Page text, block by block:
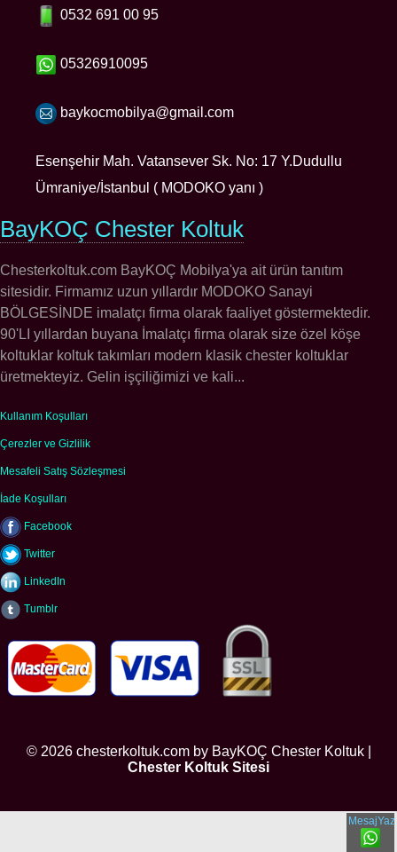
0532 691 00 95
05326910095
baykocmobilya@gmail.com
Esenşehir Mah. Vatansever Sk. No: 17 Y.Dudullu
Ümraniye/İstanbul ( MODOKO yanı )
BayKOÇ Chester Koltuk
Chesterkoltuk.com BayKOÇ Mobilya'ya ait ürün tanıtım
sitesidir. Firmamız uzun yıllardır MODOKO Sanayi
BÖLGESİNDE imalatçı firma olarak faaliyet göstermektedir.
90'LI yıllardan buyana İmalatçı firma olarak size özel köşe
koltuklar koltuk takımları modern klasik chester koltuklar
üretmekteyiz. Gelin işçiliğimizi ve kali...
Kullanım Koşulları
Çerezler ve Gizlilik
Mesafeli Satış Sözleşmesi
İade Koşulları
Facebook
Twitter
LinkedIn
Tumblr
© 2026 chesterkoltuk.com by BayKOÇ Chester Koltuk |
Chester Koltuk Sitesi
MesajYaz